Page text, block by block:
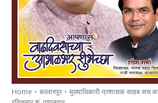
Home बल्लारपूर
मुख्याधिकारी-प्रशासक साहब सच